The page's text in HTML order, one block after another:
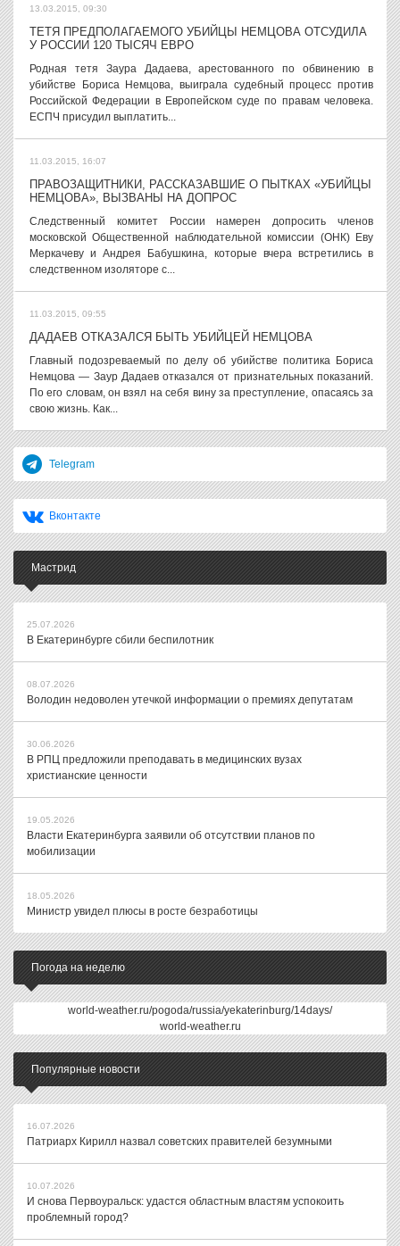
13.03.2015, 09:30
ТЕТЯ ПРЕДПОЛАГАЕМОГО УБИЙЦЫ НЕМЦОВА ОТСУДИЛА
У РОССИИ 120 ТЫСЯЧ ЕВРО
Родная тетя Заура Дадаева, арестованного по обвинению в
убийстве Бориса Немцова, выиграла судебный процесс против
Российской Федерации в Европейском суде по правам человека.
ЕСПЧ присудил выплатить...
11.03.2015, 16:07
ПРАВОЗАЩИТНИКИ, РАССКАЗАВШИЕ О ПЫТКАХ «УБИЙЦЫ
НЕМЦОВА», ВЫЗВАНЫ НА ДОПРОС
Следственный комитет России намерен допросить членов
московской Общественной наблюдательной комиссии (ОНК) Еву
Меркачеву и Андрея Бабушкина, которые вчера встретились в
следственном изоляторе с...
11.03.2015, 09:55
ДАДАЕВ ОТКАЗАЛСЯ БЫТЬ УБИЙЦЕЙ НЕМЦОВА
Главный подозреваемый по делу об убийстве политика Бориса
Немцова — Заур Дадаев отказался от признательных показаний.
По его словам, он взял на себя вину за преступление, опасаясь за
свою жизнь. Как...
Telegram
Вконтакте
Мастрид
25.07.2026
В Екатеринбурге сбили беспилотник
08.07.2026
Володин недоволен утечкой информации о премиях депутатам
30.06.2026
В РПЦ предложили преподавать в медицинских вузах
христианские ценности
19.05.2026
Власти Екатеринбурга заявили об отсутствии планов по
мобилизации
18.05.2026
Министр увидел плюсы в росте безработицы
Погода на неделю
world-weather.ru/pogoda/russia/yekaterinburg/14days/
world-weather.ru
Популярные новости
16.07.2026
Патриарх Кирилл назвал советских правителей безумными
10.07.2026
И снова Первоуральск: удастся областным властям успокоить
проблемный город?